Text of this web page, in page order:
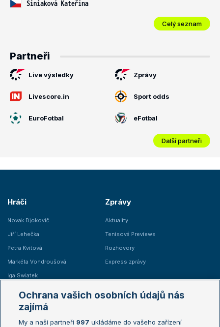
Siniaková Kateřina
Celý seznam
Partneři
Live výsledky Zprávy
Livescore.in Sport odds
EuroFotbal eFotbal
Další partneři
Hráči
Novak Djokovič
Jiří Lehečka
Petra Kvitová
Markéta Vondroušová
Iga Swiatek
Zprávy
Aktuality
Tenisová Previews
Rozhovory
Express zprávy
Žebříčky
Žebříček ATP (muži)
Australian Open
Ochrana vašich osobních údajů nás
zajímá
My a naši partneři 997 ukládáme do vašeho zařízení